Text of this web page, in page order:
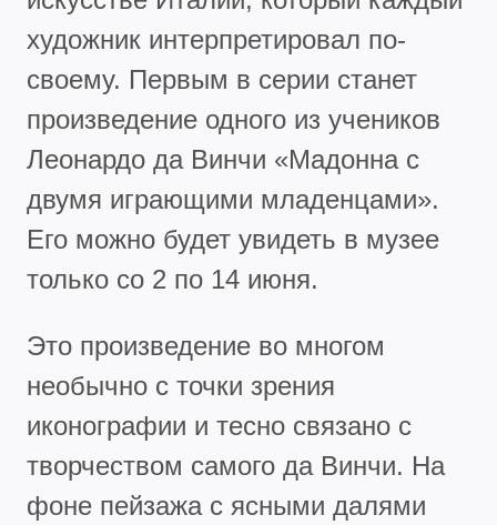
художник интерпретировал по-
своему. Первым в серии станет
произведение одного из учеников
Леонардо да Винчи «Мадонна с
двумя играющими младенцами».
Его можно будет увидеть в музее
только со 2 по 14 июня.
Это произведение во многом
необычно с точки зрения
иконографии и тесно связано с
творчеством самого да Винчи. На
фоне пейзажа с ясными далями